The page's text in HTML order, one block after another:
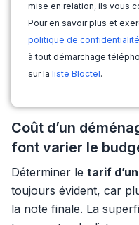
mise en relation, ils vous
Pour en savoir plus et
politique de
à tout démarchage
sur la liste Bloctel.
Coût d’un
font varier le
Déterminer le tarif
toujours évident, car
la note finale. La